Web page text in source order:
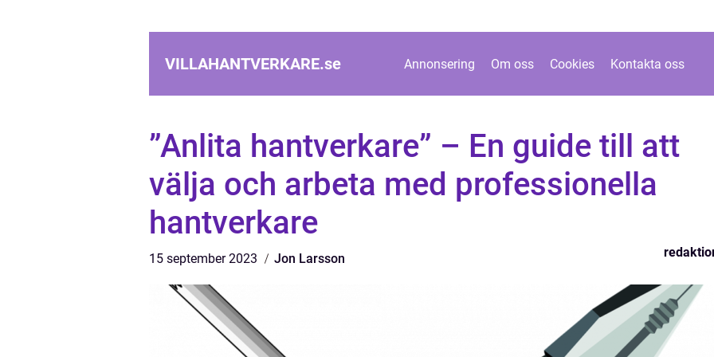
VILLAHANTVERKARE.se Annonsering Om oss Cookies Kontakta oss
”Anlita hantverkare” – En guide till att
välja och arbeta med professionella
hantverkare
15 september 2023 Jon Larsson